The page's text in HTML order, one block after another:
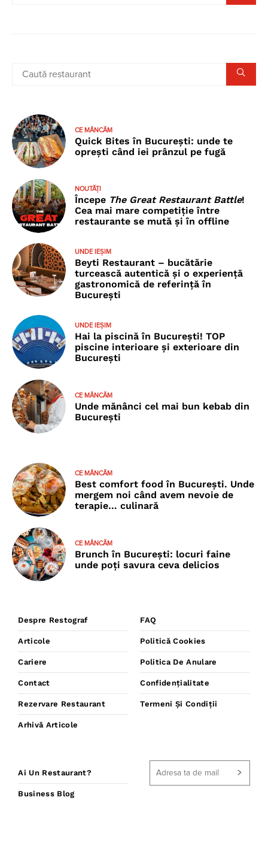
CE MÂNCĂM
Quick Bites în București: unde te
oprești când iei prânzul pe fugă
NOUTĂȚI
Începe The Great Restaurant Battle!
Cea mai mare competiție între
restaurante se mută și în offline
UNDE IEȘIM
Beyti Restaurant – bucătărie
turcească autentică și o experiență
gastronomică de referință în
București
UNDE IEȘIM
Hai la piscină în București! TOP
piscine interioare și exterioare din
București
CE MÂNCĂM
Unde mănânci cel mai bun kebab din
București
CE MÂNCĂM
Best comfort food în București. Unde
mergem noi când avem nevoie de
terapie… culinară
CE MÂNCĂM
Brunch în București: locuri faine
unde poţi savura ceva delicios
Despre Restograf
Articole
Cariere
Contact
Rezervare Restaurant
Arhivă Articole
FAQ
Politică Cookies
Politica De Anulare
Confidențialitate
Termeni Și Condiții
Ai Un Restaurant?
Business Blog